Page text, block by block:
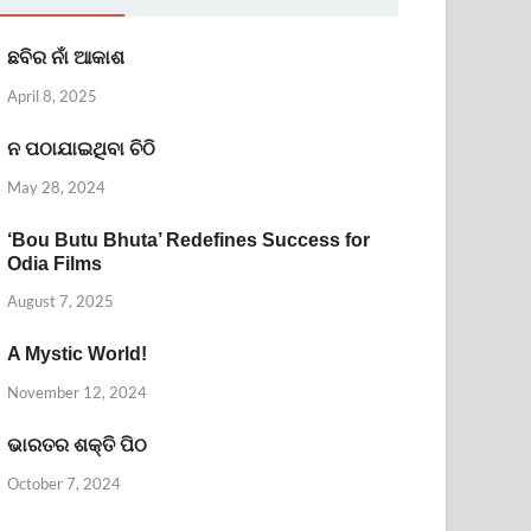
ଛବିର ନାଁ ଆକାଶ
April 8, 2025
ନ ପଠାଯାଇଥିବା ଚିଠି
May 28, 2024
‘Bou Butu Bhuta’ Redefines Success for
Odia Films
August 7, 2025
A Mystic World!
November 12, 2024
ଭାରତର ଶକ୍ତି ପିଠ
October 7, 2024